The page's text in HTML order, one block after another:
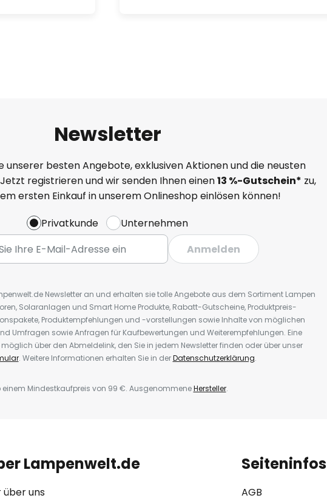
Newsletter
unserer besten Angebote, exklusiven Aktionen und die neusten
registrieren und wir senden Ihnen einen13 %-Gutschein* zu,
ersten Einkauf in unserem Onlineshop einlösen können!
Privatkunde
Unternehmen
Anmelden
Newsletter an und erhalten sie tolle Angebote aus dem Sortiment Lampen
Solaranlagen und Smart Home Produkte, Rabatt-Gutscheine, Produktpreis-
Produktempfehlungen und -vorstellungen sowie Inhalte von möglichen
Umfragen sowie Anfragen für Kaufbewertungen und Weiterempfehlungen. Eine
über den Abmeldelink, den Sie in jedem Newsletter finden oder über unser
. Weitere Informationen erhalten Sie in derDatenschutzerklärung.
einem Mindestkaufpreis von 99 €. AusgenommeneHersteller.
Lampenwelt.de
über uns
Seiteninfos
AGB